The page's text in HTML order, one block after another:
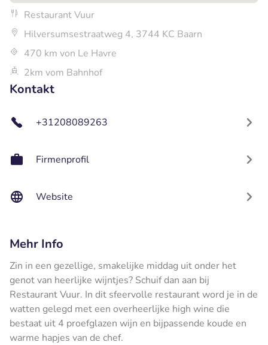
Restaurant Vuur
Hilversumsestraatweg 4, 3744 KC Baarn
470 km von Le Havre
2km vom Bahnhof
Kontakt
+31208089263
Firmenprofil
Website
Mehr Info
Zin in een gezellige, smakelijke middag uit onder het
genot van heerlijke wijntjes? Schuif dan aan bij
Restaurant Vuur. In dit sfeervolle restaurant word je in de
watten gelegd met een overheerlijke high wine die
bestaat uit 4 proefglazen wijn en bijpassende koude en
warme hapjes van de chef.